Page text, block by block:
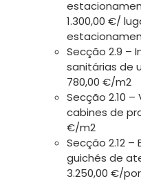
1.300,00 €/
Secção 2.9 –
sanitárias de
780,00 €/m2
Secção 2.10
cabines de
€/m2
Secção 2.12 –
guichés de
3.250,00 €/